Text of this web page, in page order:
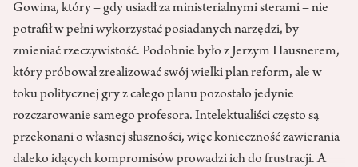
Gowina, który – gdy usiadł za ministerialnymi sterami – nie
potrafił w pełni wykorzystać posiadanych narzędzi, by
zmieniać rzeczywistość. Podobnie było z Jerzym Hausnerem,
który próbował zrealizować swój wielki plan reform, ale w
toku politycznej gry z całego planu pozostało jedynie
rozczarowanie samego profesora. Intelektualiści często są
przekonani o własnej słuszności, więc konieczność zawierania
daleko idących kompromisów prowadzi ich do frustracji. A